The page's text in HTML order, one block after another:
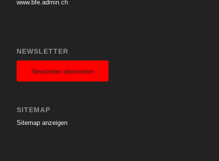
www.bfe.admin.ch
NEWSLETTER
Newsletter abonnieren
SITEMAP
Sitemap anzeigen